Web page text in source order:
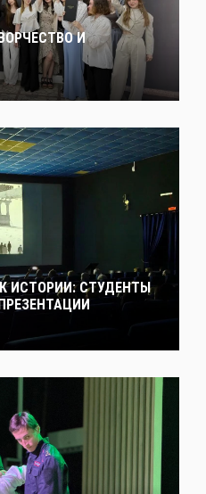
И
ИСТОРИИ: СТУДЕНТЫ